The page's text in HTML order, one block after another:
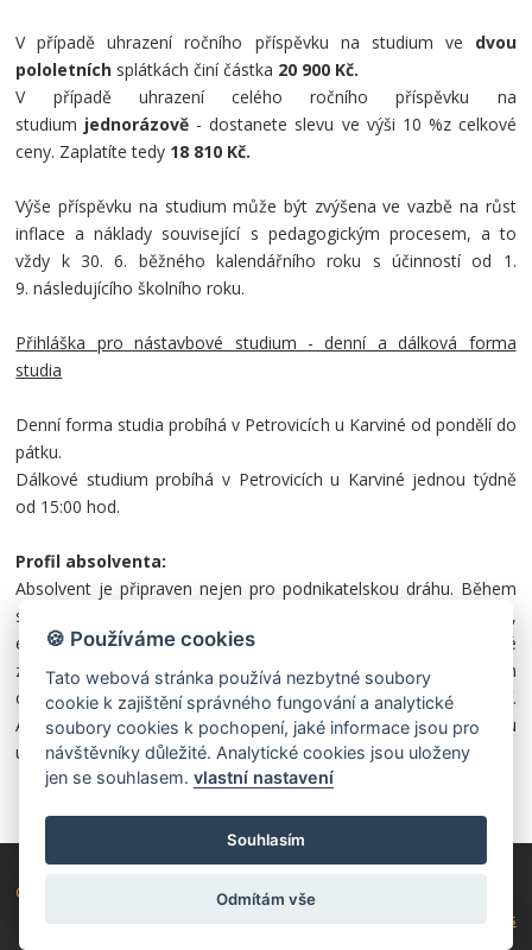
V případě uhrazení ročního příspěvku na studium ve
dvou
pololetních splátkách činí částka 20 900 Kč.
V případě uhrazení celého ročního příspěvku na
studium jednorázově - dostanete slevu ve výši 10 %z celkové
ceny. Zaplatíte tedy 18 810 Kč.
Výše příspěvku na studium může být zvýšena ve vazbě na růst
inflace a náklady související s pedagogickým procesem, a to
vždy k 30. 6. běžného kalendářního roku s účinností od 1.
9. následujícího školního roku.
Přihláška pro nástavbové studium - denní a dálková forma
studia
Denní forma studia probíhá v Petrovicích u Karviné od pondělí do
pátku.
Dálkové studium probíhá v Petrovicích u Karviné jednou týdně
od 15:00 hod.
Profil absolventa:
Absolvent je připraven nejen pro podnikatelskou dráhu. Během
studia nabude znalosti z oblasti marketingu, managementu,
ekonomiky, účetnictví a právní nauky. Absolvent získá rozšířené
znalosti všeobecných předmětů vztahujících se k učebním
oborům a zároveň si zvýší úroveň již získaného vzdělání.
Absolventi, kteří úspěšně vykonali maturitní zkoušku, se mohou
ucházet o studium na vysokých školách.
Copyright © 2026 Školy Dakol|CK Dakol|
powered by netnews
🍪 Používáme cookies
Tato webová stránka používá nezbytné soubory
cookie k zajištění správného fungování a analytické
soubory cookies k pochopení, jaké informace jsou pro
návštěvníky důležité. Analytické cookies jsou uloženy
jen se souhlasem.vlastní nastavení
Souhlasím
Odmítám vše